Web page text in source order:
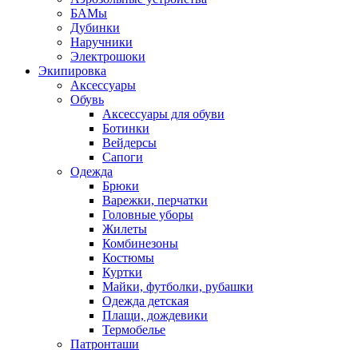
БАМы
Дубинки
Наручники
Электрошоки
Экипировка
Аксессуары
Обувь
Аксессуары для обуви
Ботинки
Вейдерсы
Сапоги
Одежда
Брюки
Варежки, перчатки
Головные уборы
Жилеты
Комбинезоны
Костюмы
Куртки
Майки, футболки, рубашки
Одежда детская
Плащи, дождевики
Термобелье
Патронташи